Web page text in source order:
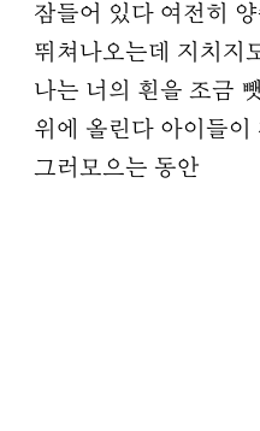
잠들어 있다 여전히
뛰쳐나오는데 지치지
나는 너의 흰을 조금
위에 올린다 아이들
그러모으는 동안